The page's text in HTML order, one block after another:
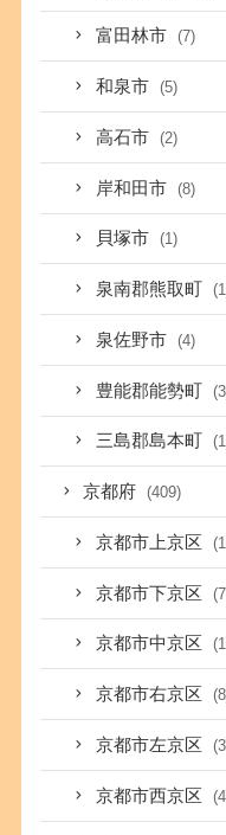
富田林市 (7)
和泉市 (5)
高石市 (2)
岸和田市 (8)
貝塚市 (1)
泉南郡熊取町
泉佐野市 (4)
豊能郡能勢町
三島郡島本町
京都府 (409)
京都市上京区
京都市下京区
京都市中京区
京都市右京区
京都市左京区
京都市西京区